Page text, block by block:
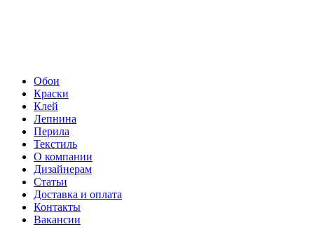
Обои
Краски
Клей
Лепнина
Перила
Текстиль
О компании
Дизайнерам
Статьи
Доставка и оплата
Контакты
Вакансии